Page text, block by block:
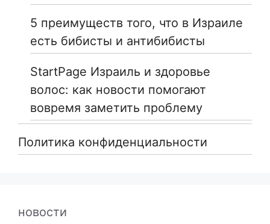
5 преимуществ того, что в Израиле
есть бибисты и антибибисты
StartPage Израиль и здоровье
волос: как новости помогают
вовремя заметить проблему
Политика конфиденциальности
новости